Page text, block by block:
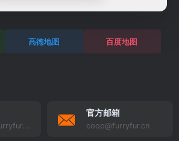
高德地图 百度地图
feedback@furryfur.cn
官方邮箱
coop@furryfur.cn